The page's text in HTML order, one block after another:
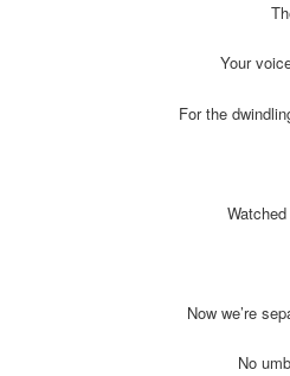
Your
For the
Now we’re
No